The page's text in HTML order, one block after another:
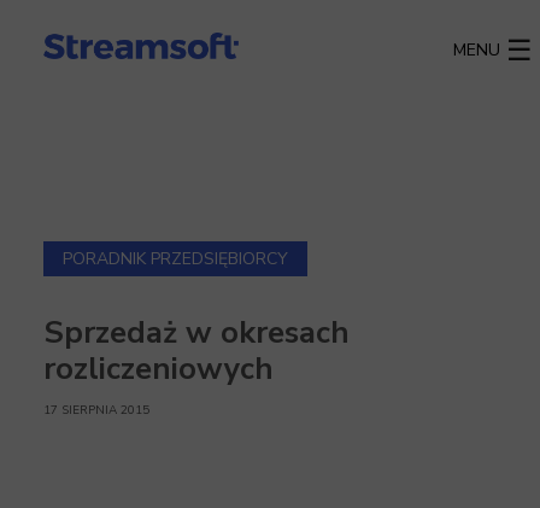
MENU
PORADNIK PRZEDSIĘBIORCY
Sprzedaż w okresach
rozliczeniowych
17 SIERPNIA 2015